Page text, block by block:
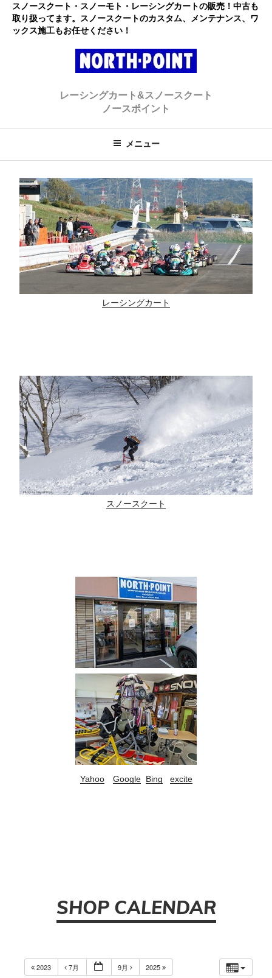
プ
スノースクート・スノーモト・レーシングカートの販売！中古も
取り扱ってます。スノースクートのカスタム、メンテナンス、ワ
ックス施工もお任せください！
ト ノースポイント
レーシングカート&スノースクート
ノースポイント
メニュー
レーシングカート
スノースクート
Yahoo Google Bing excite
SHOP CALENDAR
2023 7月 9月 2025